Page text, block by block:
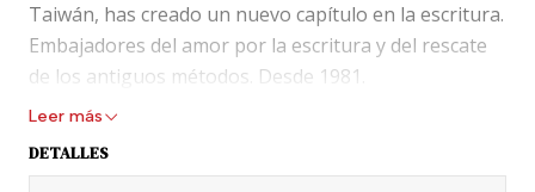
Taiwán, has creado un nuevo capítulo en la escritura.
Embajadores del amor por la escritura y del rescate
de los antiguos métodos. Desde 1981.
Completar tu alma escribiendo; por eso, no nos
importa envejecer, porque la “vejez” es un gusto
Leer más
DETALLES